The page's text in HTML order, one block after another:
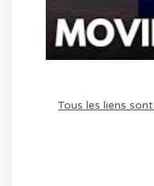
Tous les liens